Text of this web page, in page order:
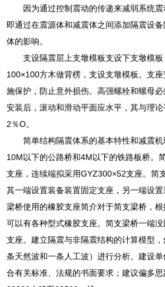
因为通过控制震动的传递来减弱系统震
即通过在震源体和减震体之间添加隔震设
体的影响。
支设隔震层上支墩模板支设下支墩模
100×100方木做背楞，支设支墩模板。支
施保护，防止意外损伤。高强螺栓和螺母
安装后，滚动和滑动平面应水平，其与理
2％O。
简单结构隔震体系的基本特性和减震
10M以下的公路桥和4M以下的铁路板桥。
支座，连续端拟采用GYZ300×52支座。简
其一端设置装备装置固定支座，另一端设
梁桥使用的橡胶支座简介对于简支梁桥，
可以有各种型式橡胶支座。简支梁桥一端
支座。建立隔震与非隔震结构的计算模型
条天然波和一条人工波）进行分析。建设
合有关标准、法规的书面要求；建议偏多